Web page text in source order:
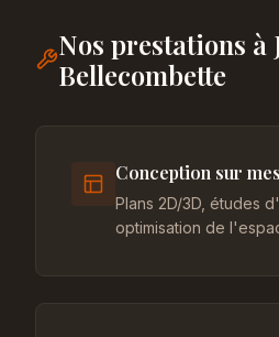
Nos prestations à
Bellecombette
Conception sur
Plans 2D/3D, études
optimisation de